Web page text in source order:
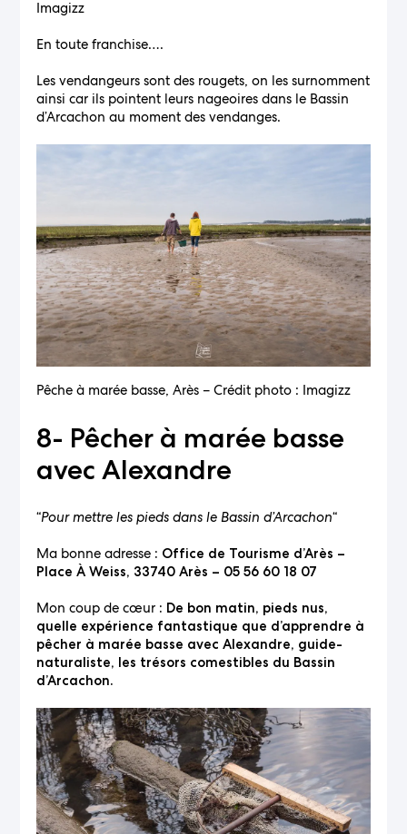
Imagizz
En toute franchise….
Les vendangeurs sont des rougets, on les surnomment
ainsi car ils pointent leurs nageoires dans le Bassin
d’Arcachon au moment des vendanges.
Pêche à marée basse, Arès – Crédit photo : Imagizz
8- Pêcher à marée basse
avec Alexandre
“Pour mettre les pieds dans le Bassin d’Arcachon“
Ma bonne adresse : Office de Tourisme d’Arès –
Place À Weiss, 33740 Arès – 05 56 60 18 07
Mon coup de cœur : De bon matin, pieds nus,
quelle expérience fantastique que d’apprendre à
pêcher à marée basse avec Alexandre, guide-
naturaliste, les trésors comestibles du Bassin
d’Arcachon.